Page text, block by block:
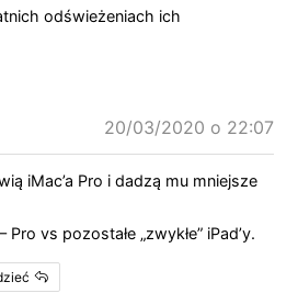
odświeżeniach ich
20/03/2020 o 22:07
iMac’a Pro i dadzą mu mniejsze
vs pozostałe „zwykłe” iPad’y.